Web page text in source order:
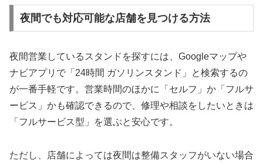
夜間でも対応可能な店舗を見つける方法
夜間営業しているスタンドを探すには、Googleマップや
ナビアプリで「24時間 ガソリンスタンド」と検索するの
が一番手軽です。営業時間のほかに「セルフ」か「フルサ
ービス」かも確認できるので、修理や相談をしたいときは
「フルサービス型」を選ぶと安心です。
ただし、店舗によっては夜間は整備スタッフがいない場合